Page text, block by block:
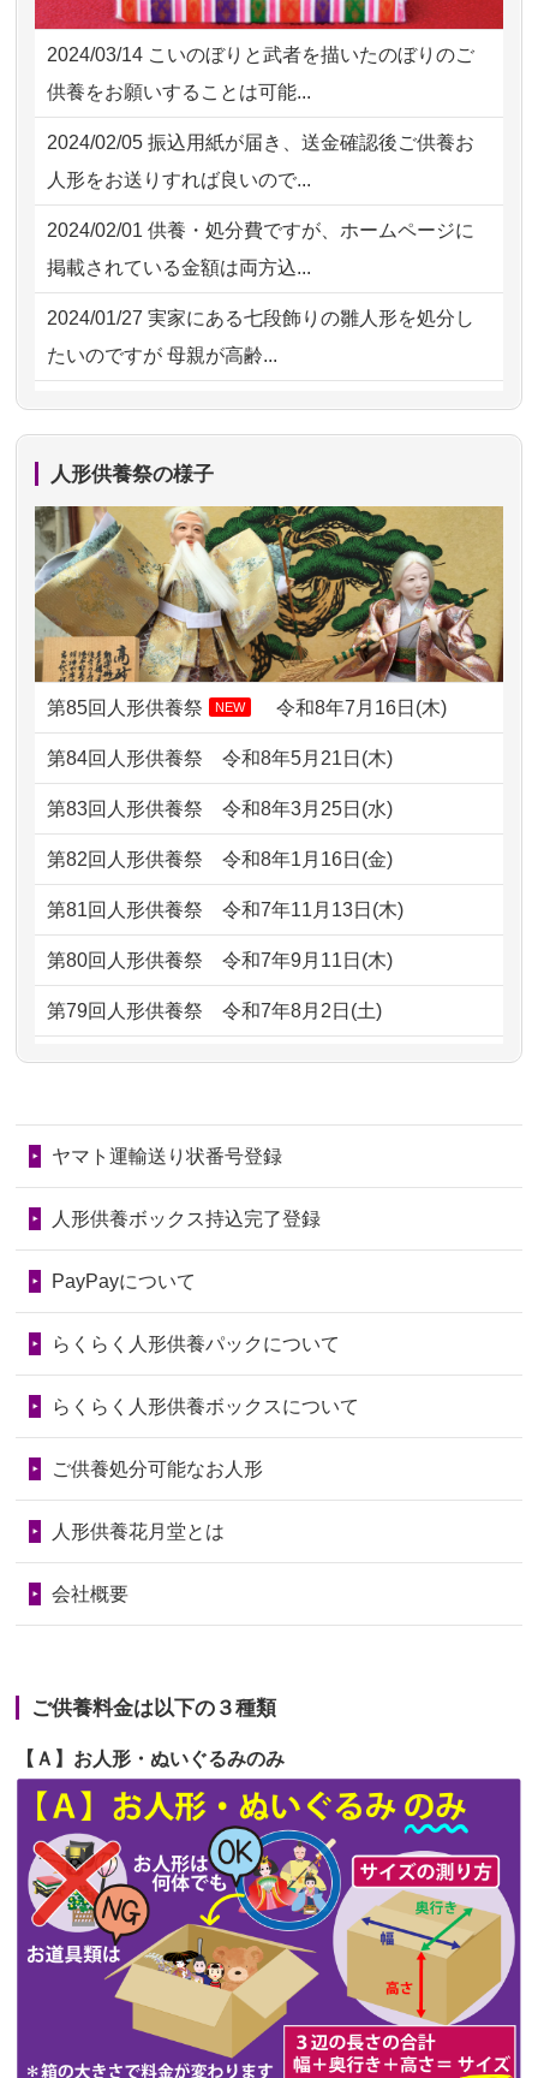
2026/08/02 06:46 相模原の方からお申込み
2026/08/01 19:28 東京都の方からお申込み
2026/08/01 17:10 東京都の方からお申込み
も丁寧に説...
2026/07/18 つい先日も利用させていただきまし
た。 手続...
2026/07/18 大切にしていたお人形をきちんと供養
してくださ...
2026/07/15 子供の頃から可愛がってきた七段飾り
の雛人形で...
2026/07/15 お客様の声を読み、丁寧に供養してい
ただけそう...
2026/07/11思い出のある人形達を、ちゃんと供養
したく、花...
2026/07/10家から近かったので。
2026/07/08誰も住んでいない実家の片付けを始め
ました。 ...
2026/07/069年間自由が丘店を見守ってくれてあり
がとう。
2026/07/05 しっかりとお人形たちの供養をしてい
ただけると...
2026/06/30長年大事にしてきた雛人形です、供養
ガラスケースのまま引き取ってくださ
るのが助か...
ました。お...
2026/06/28きちんと供養していただけると思った
ので、お願...
いたことが...
2026/06/28老後のことを考え体力のあるうちに身
2026/06/28人形たちに これまで本当にありがとう
天...
2026/06/24今は亡き両親が孫（私の子供）の初節
句に贈って...
が伸びた時...
2026/06/22
娘の初めてのひな祭りにあわせて、娘
の祖父母か...
2026/06/20
雛人形をお道具も含め一式で引き取っ
てくださる...
2024/03/14 こいのぼりと武者を描いたのぼりのご
供養をお願いすることは可能...
2024/02/05 振込用紙が届き、送金確認後ご供養お
人形をお送りすれば良いので...
2024/02/01 供養・処分費ですが、ホームページに
掲載されている金額は両方込...
2024/01/27 実家にある七段飾りの雛人形を処分し
たいのですが 母親が高齢...
2024/01/13剥製の供養・処分をお願いできます
ですが？
2024/01/13お雛様のセットを供養・処分したいの
ですが、お雛様とお内裏様だ...
2024/01/13供養申込みの後、供養祭までお人形は
どうなってるのですか？
2024/01/13会社のようですが、きちんと供養して
供養が終わったお人形以外はどうして
るのですか？
しょうか？
2024/01/04ガラスケースは外しても良いですか？
人形供養祭の様子
第85回人形供養祭 NEW 令和8年7月16日(木)
第84回人形供養祭令和8年5月21日(木)
第83回人形供養祭令和8年3月25日(水)
第82回人形供養祭令和8年1月16日(金)
第81回人形供養祭令和7年11月13日(木)
第80回人形供養祭令和7年9月11日(木)
第79回人形供養祭令和7年8月2日(土)
第78回人形供養祭令和7年6月20日(金)
第76回人形供養祭令和7年2月28日(金)
第75回人形供養祭令和7年1月17日(金)
第73回人形供養祭令和6年10月17日(木)
第71回人形供養祭令和6年8月1日(木)
第70回人形供養祭令和6年6月21日(金)
第68回人形供養祭令和6年3月22日(金)
第65回人形供養祭令和5年11月09日(木)
第64回人形供養祭令和5年9月21日(木)
第63回人形供養祭 令和5年8月1日(火)
第62回人形供養祭令和5年6月21日(水)
第61回人形供養祭 令和5年5月19日(金)
第60回人形供養祭令和5年3月28日(火)
第59回人形供養祭 令和5年2月10日(金)
第58回人形供養祭令和5年12月21日(水)
ヤマト運輸送り状番号登録
人形供養ボックス持込完了登録
PayPayについて
らくらく人形供養パックについて
らくらく人形供養ボックスについて
ご供養処分可能なお人形
人形供養花月堂とは
会社概要
ご供養料金は以下の３種類
【Ａ】お人形・ぬいぐるみのみ